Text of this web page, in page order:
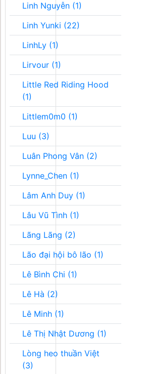
Linh Nguyễn (1)
Linh Yunki (22)
LinhLy (1)
Lirvour (1)
Little Red Riding Hood
(1)
Littlem0m0 (1)
Luu (3)
Luân Phong Vân (2)
Lynne_Chen (1)
Lâm Anh Duy (1)
Lâu Vũ Tình (1)
Lãng Lãng (2)
Lão đại hội bô lão (1)
Lê Bình Chi (1)
Lê Hà (2)
Lê Minh (1)
Lê Thị Nhật Dương (1)
Lòng heo thuần Việt
(3)